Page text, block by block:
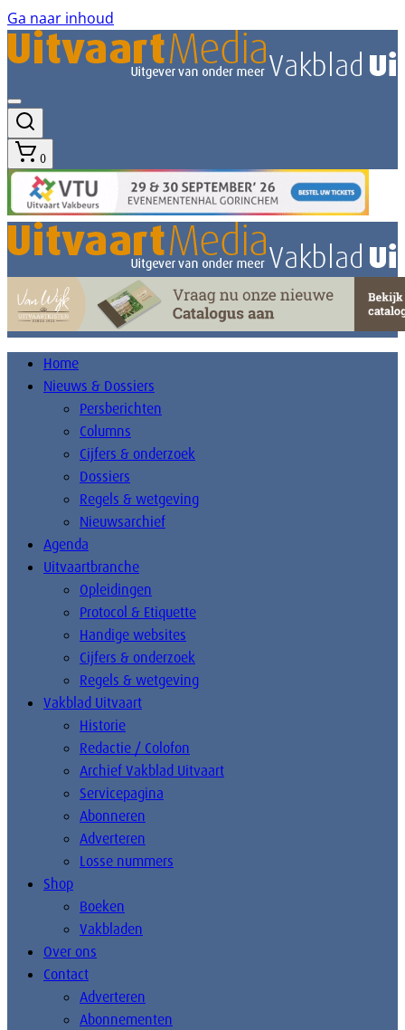
Ga naar inhoud
0
Home
Nieuws & Dossiers
Persberichten
Columns
Cijfers & onderzoek
Dossiers
Regels & wetgeving
Nieuwsarchief
Agenda
Uitvaartbranche
Opleidingen
Protocol & Etiquette
Handige websites
Cijfers & onderzoek
Regels & wetgeving
Vakblad Uitvaart
Historie
Redactie / Colofon
Archief Vakblad Uitvaart
Servicepagina
Abonneren
Adverteren
Losse nummers
Shop
Boeken
Vakbladen
Over ons
Contact
Adverteren
Abonnementen